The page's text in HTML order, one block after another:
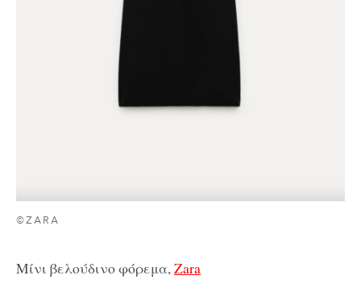
©ZARA
Μίνι βελούδινο φόρεμα,Zara